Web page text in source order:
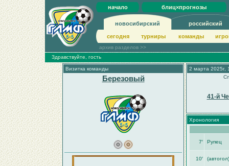
начало блиц×прогнозы
новосибирский российский
сегодня турниры команды
архив разделов >>
Здравствуйте, гость
Визитка команды
Березовый
2 марта 2025г,
41-й
Хронология
7′ Рупец
10′ (автогол)